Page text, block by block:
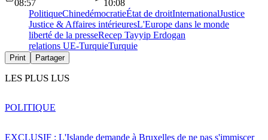
08:57
10:08
PolitiqueChinedémocratieÉtat de droitInternationalJustice
Justice & Affaires intérieuresL'Europe dans le monde
liberté de la presseRecep Tayyip Erdogan
relations UE-TurquieTurquie
Print Partager
LES PLUS LUS
EXCLUSIF : L'Islande demande à Bruxelles de ne pas s'immiscer
POLITIQUE